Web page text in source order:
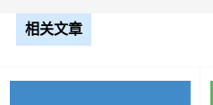
相关文章